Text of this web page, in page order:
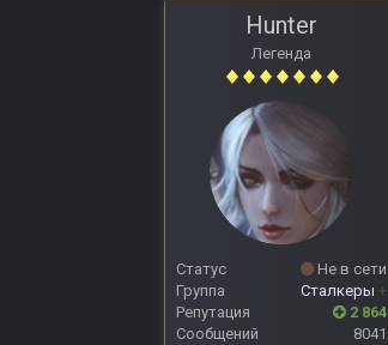
Hunter
Легенда
Статус
Не в сети
Группа
Сталкеры +
Репутация
2 864
Сообщений
8041